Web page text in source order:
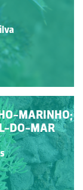
MARINHO;
DO-MAR